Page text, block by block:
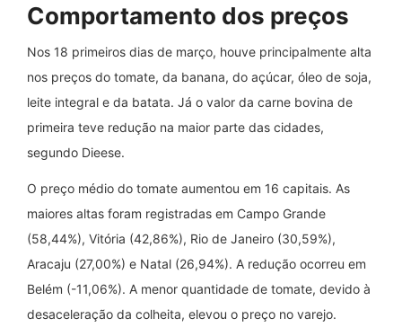
Comportamento dos preços
Nos 18 primeiros dias de março, houve principalmente alta
nos preços do tomate, da banana, do açúcar, óleo de soja,
leite integral e da batata. Já o valor da carne bovina de
primeira teve redução na maior parte das cidades,
segundo Dieese.
O preço médio do tomate aumentou em 16 capitais. As
maiores altas foram registradas em Campo Grande
(58,44%), Vitória (42,86%), Rio de Janeiro (30,59%),
Aracaju (27,00%) e Natal (26,94%). A redução ocorreu em
Belém (-11,06%). A menor quantidade de tomate, devido à
desaceleração da colheita, elevou o preço no varejo.